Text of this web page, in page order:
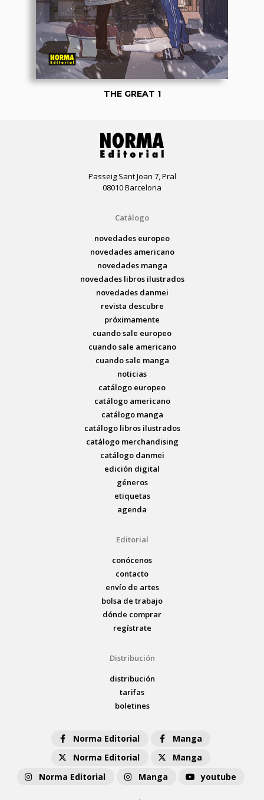
THE GREAT 1
Passeig Sant Joan 7, Pral
08010 Barcelona
Catálogo
novedades europeo
novedades americano
novedades manga
novedades libros ilustrados
novedades danmei
revista descubre
próximamente
cuando sale europeo
cuando sale americano
cuando sale manga
noticias
catálogo europeo
catálogo americano
catálogo manga
catálogo libros ilustrados
catálogo merchandising
catálogo danmei
edición digital
géneros
etiquetas
agenda
Editorial
conócenos
contacto
envío de artes
bolsa de trabajo
dónde comprar
regístrate
Distribución
distribución
tarifas
boletines
Norma Editorial
Manga
Norma Editorial
Manga
Norma Editorial
Manga youtube